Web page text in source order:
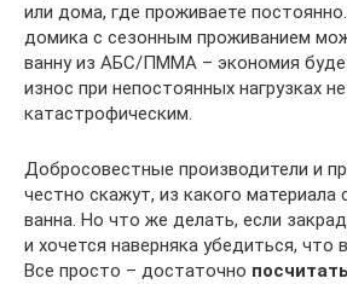
или дома, где проживаете
домика с сезонным проживанием
ванну из АБС/ПММА – экономия
износ при непостоянных нагрузках
катастрофическим.
Добросовестные производители и
честно скажут, из какого материала
ванна. Но что же делать, если
и хочется наверняка убедиться,
Все просто – достаточно